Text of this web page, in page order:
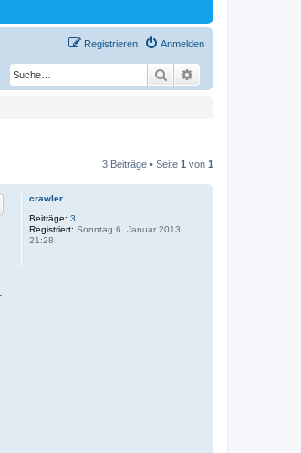
Anmelden
Registrieren
Suche
3 Beiträge • Seite 1 von 1
crawler
Beiträge: 3
Registriert: Sonntag 6. Januar 2013,
21:28